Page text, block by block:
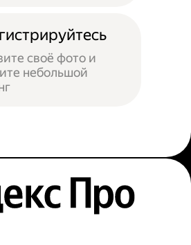
своё фото и
небольшой